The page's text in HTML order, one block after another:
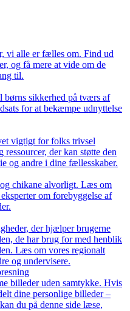
vi alle er fælles om. Find ud
og få mere at vide om de
til.
børns sikkerhed på tværs af
for at bekæmpe udnyttelse
vigtigt for folks trivsel
der kan støtte den
og andre i dine fællesskaber.
chikane alvorligt. Læs om
om forebyggelse af
der hjælper brugerne
de har brug for med henblik
Læs om vores regionalt
og undervisere.
billeder uden samtykke. Hvis
dine personlige billeder –
du på denne side læse,